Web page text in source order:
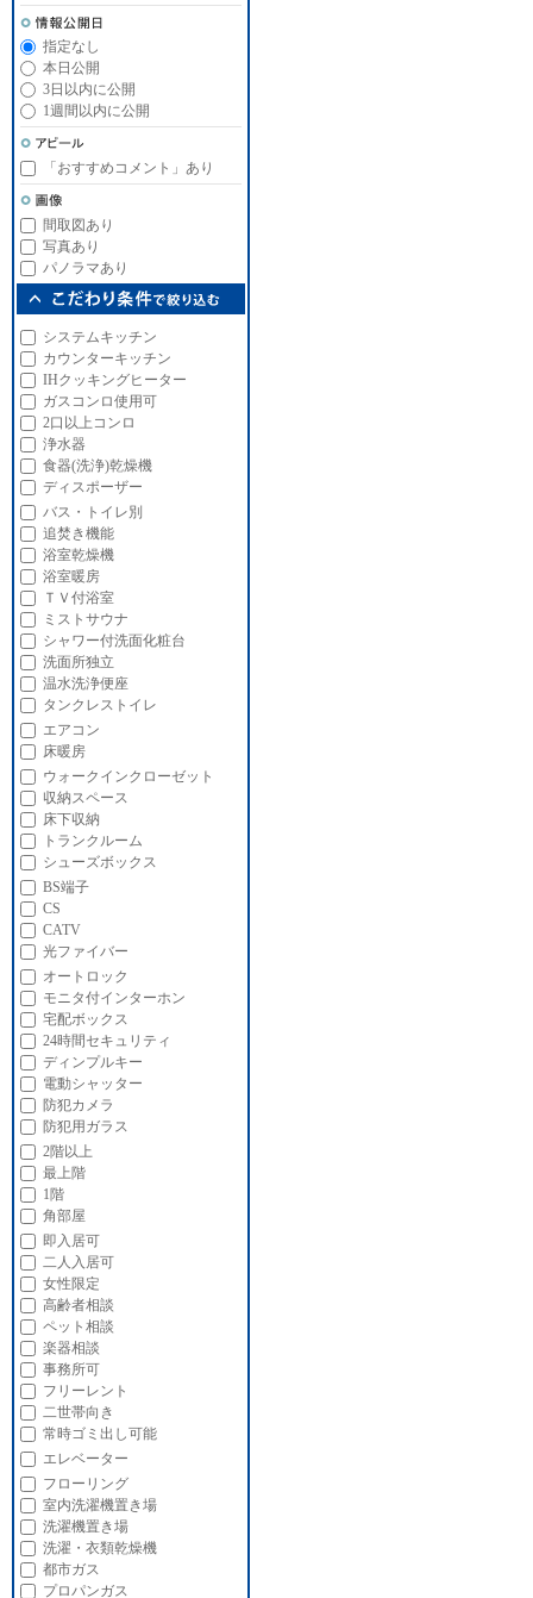
指定なし
本日公開
3日以内に公開
1週間以内に公開
「おすすめコメント」あり
間取図あり
写真あり
パノラマあり
システムキッチン
カウンターキッチン
IHクッキングヒーター
ガスコンロ使用可
2口以上コンロ
浄水器
食器(洗浄)乾燥機
ディスポーザー
バス・トイレ別
追焚き機能
浴室乾燥機
浴室暖房
ＴＶ付浴室
ミストサウナ
シャワー付洗面化粧台
洗面所独立
温水洗浄便座
タンクレストイレ
エアコン
床暖房
ウォークインクローゼット
収納スペース
床下収納
トランクルーム
シューズボックス
BS端子
CS
CATV
光ファイバー
オートロック
モニタ付インターホン
宅配ボックス
24時間セキュリティ
ディンプルキー
電動シャッター
防犯カメラ
防犯用ガラス
2階以上
最上階
1階
角部屋
即入居可
二人入居可
女性限定
高齢者相談
ペット相談
楽器相談
事務所可
フリーレント
二世帯向き
常時ゴミ出し可能
エレベーター
フローリング
室内洗濯機置き場
洗濯機置き場
洗濯・衣類乾燥機
都市ガス
プロパンガス